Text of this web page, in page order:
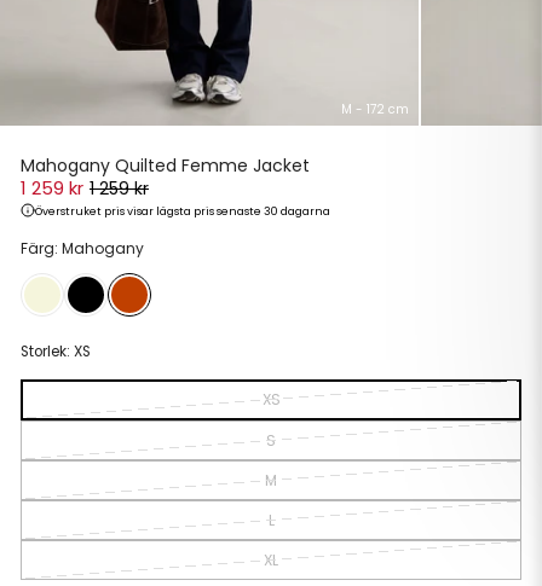
M - 172 cm
Mahogany Quilted Femme Jacket
1 259 kr 1 259 kr
Överstruket pris visar lägsta pris senaste 30 dagarna
pris
Färg: Mahogany
Storlek: XS
XS
S
M
L
XL